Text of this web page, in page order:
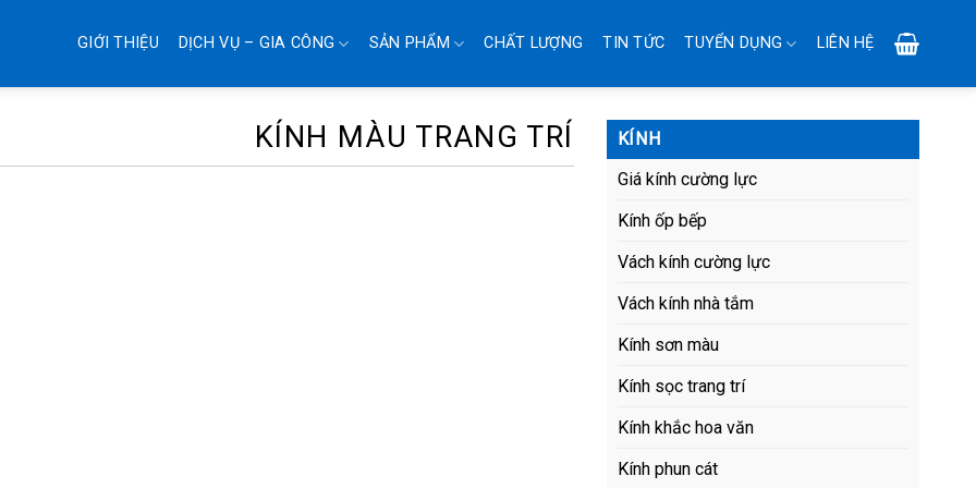
GIỚI THIỆU DỊCH VỤ – GIA CÔNG SẢN PHẨM CHẤT LƯỢNG TIN TỨC TUYỂN DỤNG LIÊN HỆ
KÍNH MÀU TRANG TRÍ
KÍNH
Giá kính cường lực
Kính ốp bếp
Vách kính cường lực
Vách kính nhà tắm
Kính sơn màu
Kính sọc trang trí
Kính khắc hoa văn
Kính phun cát